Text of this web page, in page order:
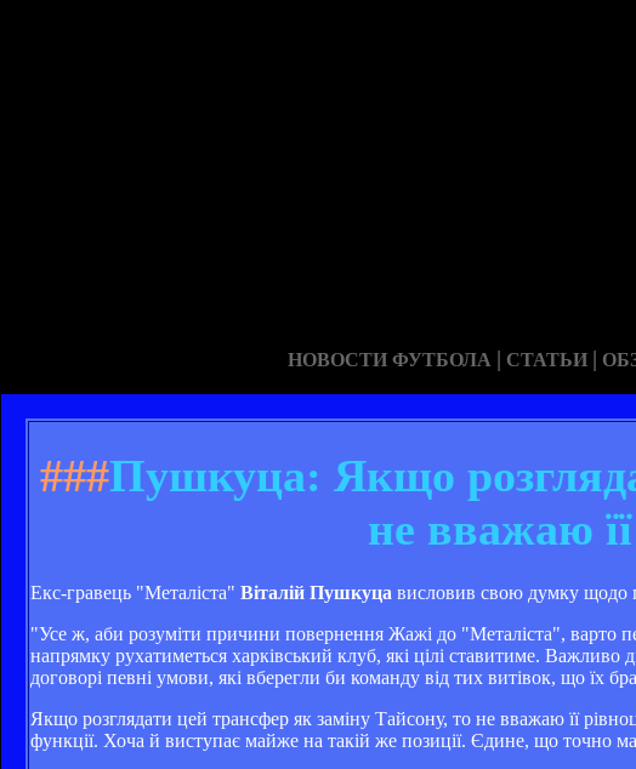
НОВОСТИ ФУТБОЛА | СТАТЬИ |
###Пушкуца: Якщо
не вважаю
Екс-гравець "Металіста" Віталій Пушкуца висловив свою думку щодо
"Усе ж, аби розуміти причини повернення Жажі до "Металіста", варто
напрямку рухатиметься харківський клуб, які цілі ставитиме.
договорі певні умови, які вберегли би команду від тих витівок, що їх
Якщо розглядати цей трансфер як заміну Тайсону, то не вважаю її
функції. Хоча й виступає майже на такій же позиції. Єдине, що точно